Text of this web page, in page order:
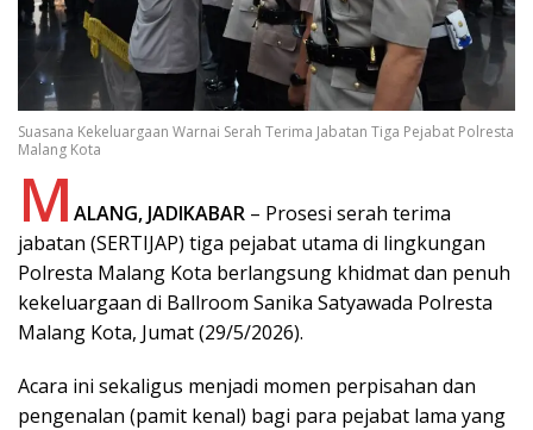
Suasana Kekeluargaan Warnai Serah Terima Jabatan Tiga Pejabat Polresta
Malang Kota
M ALANG, JADIKABAR – Prosesi serah terima
jabatan (SERTIJAP) tiga pejabat utama di lingkungan
Polresta Malang Kota berlangsung khidmat dan penuh
kekeluargaan di Ballroom Sanika Satyawada Polresta
Malang Kota, Jumat (29/5/2026).
Acara ini sekaligus menjadi momen perpisahan dan
pengenalan (pamit kenal) bagi para pejabat lama yang